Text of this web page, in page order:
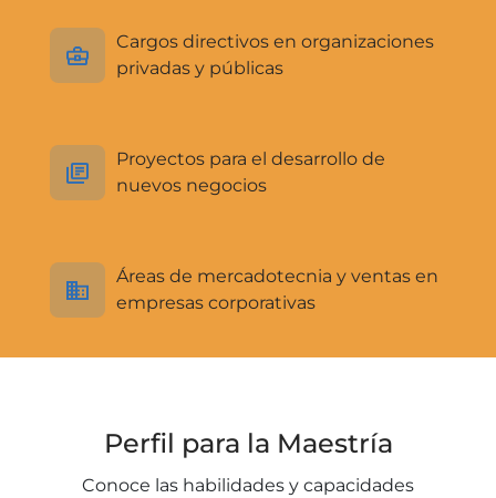
Cargos directivos en organizaciones
privadas y públicas
Proyectos para el desarrollo de
nuevos negocios
Áreas de mercadotecnia y ventas en
empresas corporativas
Perfil para la Maestría
Conoce las habilidades y capacidades